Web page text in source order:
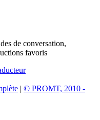
de conversation,
favoris
| © PROMT, 2010 -